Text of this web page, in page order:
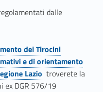
dalle
dei Tirocini
e di orientamento
Lazio troverete la
ex DGR 576/19